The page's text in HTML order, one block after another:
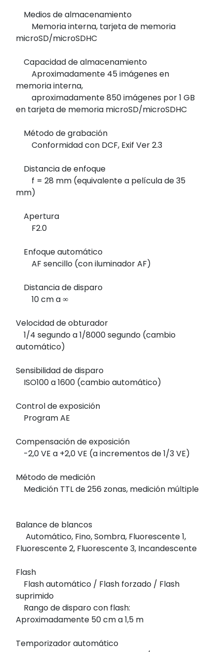
Medios de almacenamiento
Memoria interna, tarjeta de memoria
microSD/microSDHC
Capacidad de almacenamiento
Aproximadamente 45 imágenes en
memoria interna,
aproximadamente 850 imágenes por 1 GB
en tarjeta de memoria microSD/microSDHC
Método de grabación
Conformidad con DCF, Exif Ver 2.3
Distancia de enfoque
f = 28 mm (equivalente a película de 35
mm)
Apertura
F2.0
Enfoque automático
AF sencillo (con iluminador AF)
Distancia de disparo
10 cm a ∞
Velocidad de obturador
1/4 segundo a 1/8000 segundo (cambio
automático)
Sensibilidad de disparo
ISO100 a 1600 (cambio automático)
Control de exposición
Program AE
Compensación de exposición
-2,0 VE a +2,0 VE (a incrementos de 1/3 VE)
Método de medición
Medición TTL de 256 zonas, medición múltiple
Balance de blancos
Automático, Fino, Sombra, Fluorescente 1,
Fluorescente 2, Fluorescente 3, Incandescente
Flash
Flash automático / Flash forzado / Flash
suprimido
Rango de disparo con flash:
Aproximadamente 50 cm a 1,5 m
Temporizador automático